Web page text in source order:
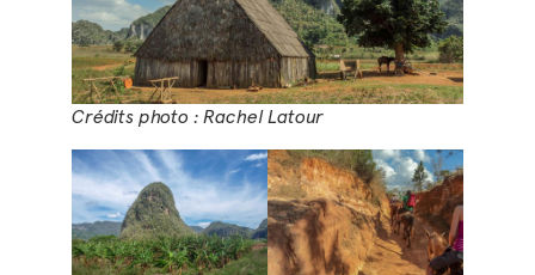
Crédits photo : Rachel Latour